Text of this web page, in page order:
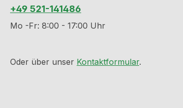
+49 521-141486
Mo -Fr: 8:00 - 17:00 Uhr
Oder über unser Kontaktformular.